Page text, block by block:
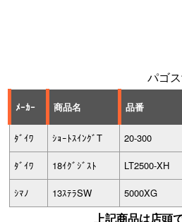
パゴ
ﾒｰｶｰ 商品名 品番
ﾀﾞｲﾜ ｼｮｰﾄｽｲﾝｸﾞT 20-300
ﾀﾞｲﾜ 18ｲｸﾞｼﾞｽﾄ LT2500-XH
ｼﾏﾉ 13ｽﾃﾗSW 5000XG
上記商品は店頭